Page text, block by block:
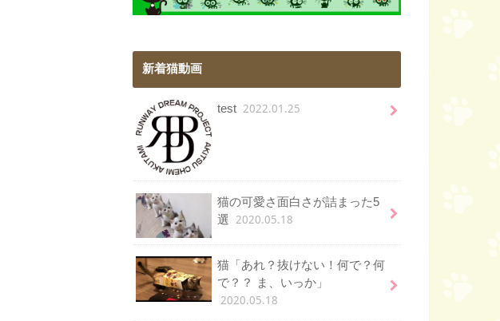
新着猫動画
test 2022.01.25
猫の可愛さ面白さが詰まった5
選 2020.05.18
猫「あれ？抜けない！何で？何
で？？ ま、いっか」
2020.05.18